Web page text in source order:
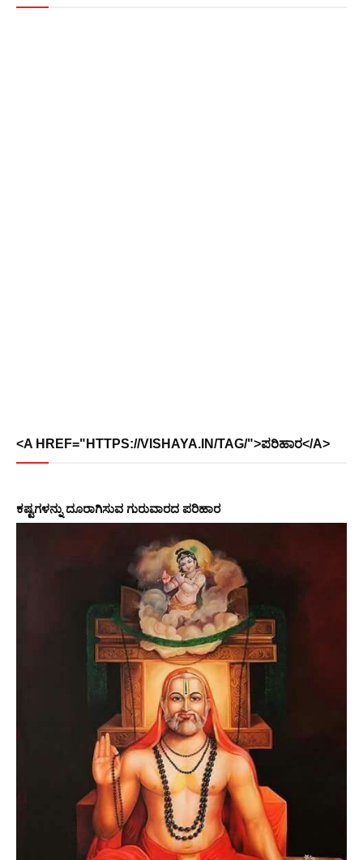
<A HREF="HTTPS://VISHAYA.IN/TAG/">ಪರಿಹಾರ</A>
ಕಷ್ಟಗಳನ್ನು ದೂರಾಗಿಸುವ ಗುರುವಾರದ ಪರಿಹಾರ